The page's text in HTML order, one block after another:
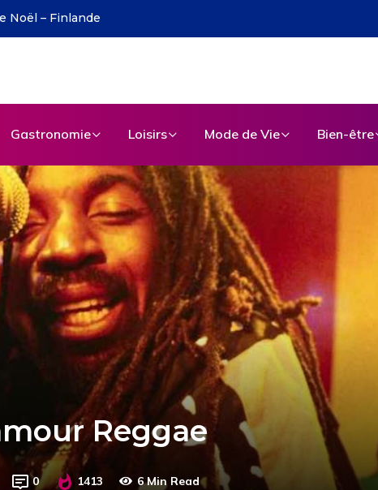
aux pixels : l’évolution du marketing touristique
Gastronomie Loisirs Mode de Vie Bien-être
Reggae
0 1413 6 Min Read